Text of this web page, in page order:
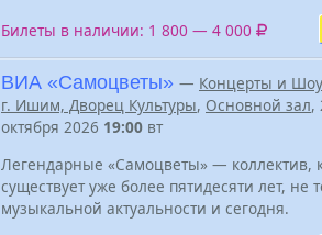
Билеты в наличии: 1 800 — 4 000
ВИА «Самоцветы» — Концерты и Шоу
г. Ишим, Дворец Культуры, Основной зал,
октября 2026 19:00 вт
Легендарные «Самоцветы» — коллектив,
существует уже более пятидесяти лет, не
музыкальной актуальности и сегодня.